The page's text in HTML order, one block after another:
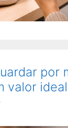
por
valor